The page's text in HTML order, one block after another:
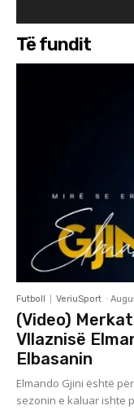
Të fundit
Futboll VeriuSport -
(Video)
Vllaznisë
Elbasanin
Elmando Gjini është
sezonin e kaluar ishte